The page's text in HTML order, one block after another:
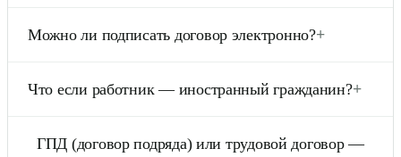
Можно ли подписать договор электронно?+
документооборот) — ФЗ-377 от 22.11.2021. Работодатель
письменное согласие. Подписание — УКЭП работодателя
Что если работник — иностранный гражданин?+
(для безвизовых из СНГ — патент с НДФЛ авансом по
ГПД (договор подряда) или трудовой договор —